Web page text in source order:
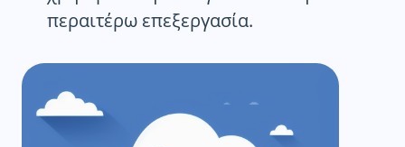
περαιτέρω επεξεργασία.